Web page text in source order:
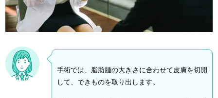
手術では、脂肪腫の大きさに合わせて皮膚を切開
して、できものを取り出します。